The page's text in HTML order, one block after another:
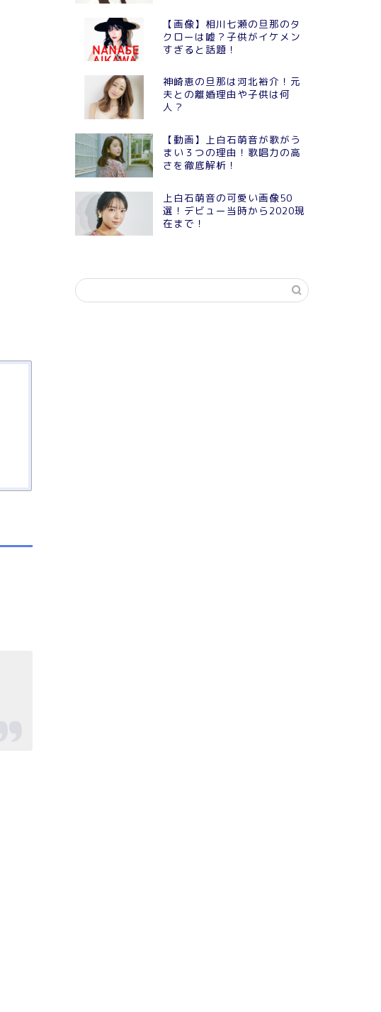
【画像】相川七瀬の旦那のタ
クローは嘘？子供がイケメン
すぎると話題！
神崎恵の旦那は河北裕介！元
夫との離婚理由や子供は何
人？
【動画】上白石萌音が歌がう
まい３つの理由！歌唱力の高
さを徹底解析！
上白石萌音の可愛い画像50
選！デビュー当時から2020現
在まで！